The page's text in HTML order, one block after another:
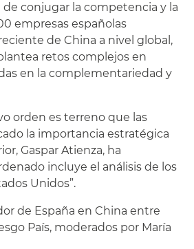
conjugar la competencia y la
empresas españolas
de China a nivel global,
retos complejos en
en la complementariedad y
orden es terreno que las
la importancia estratégica
Gaspar Atienza, ha
incluye el análisis de los
Unidos”.
de España en China entre
País, moderados por María